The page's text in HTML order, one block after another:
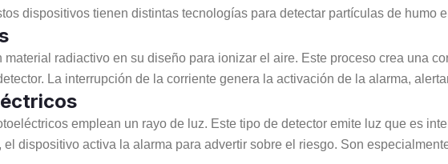
dispositivos tienen distintas tecnologías para detectar partículas de humo
radiactivo en su diseño para ionizar el aire. Este proceso crea una
La interrupción de la corriente genera la activación de la alarma,
emplean un rayo de luz. Este tipo de detector emite luz que es
dispositivo activa la alarma para advertir sobre el riesgo. Son